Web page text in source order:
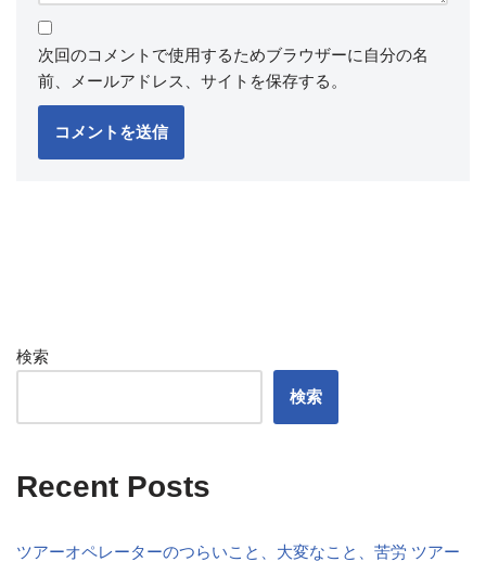
次回のコメントで使用するためブラウザーに自分の名
前、メールアドレス、サイトを保存する。
検索
検索
Recent Posts
ツアーオペレーターのつらいこと、大変なこと、苦労 ツアー